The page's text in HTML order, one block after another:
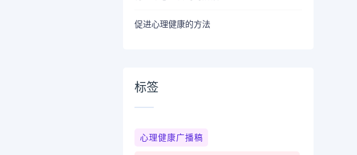
促进心理健康的方法
标签
心理健康广播稿